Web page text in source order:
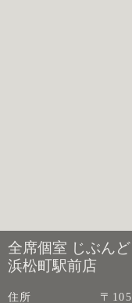
全席個室 じぶんど
浜松町駅前店
住所
〒